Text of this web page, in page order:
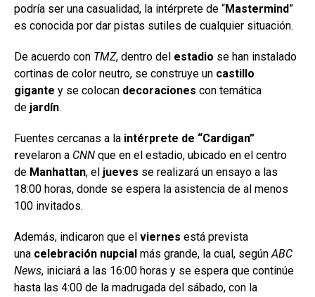
podría ser una casualidad, la intérprete de “Mastermind”
es conocida por dar pistas sutiles de cualquier situación.
De acuerdo con TMZ, dentro del estadio se han instalado
cortinas de color neutro, se construye un castillo
gigante y se colocan decoraciones con temática
de jardín.
Fuentes cercanas a la intérprete de “Cardigan”
revelaron a CNN que en el estadio, ubicado en el centro
de Manhattan, el jueves se realizará un ensayo a las
18:00 horas, donde se espera la asistencia de al menos
100 invitados.
Además, indicaron que el viernes está prevista
una celebración nupcial más grande, la cual, segúnABC
News, iniciará a las 16:00 horas y se espera que continúe
hasta las 4:00 de la madrugada del sábado, con la